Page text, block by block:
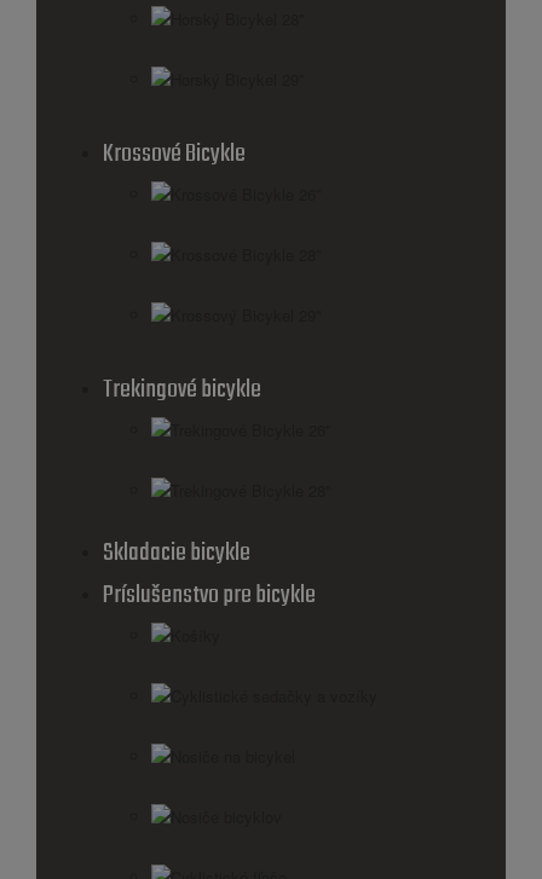
Krossové Bicykle
Trekingové bicykle
Skladacie bicykle
Príslušenstvo pre bicykle